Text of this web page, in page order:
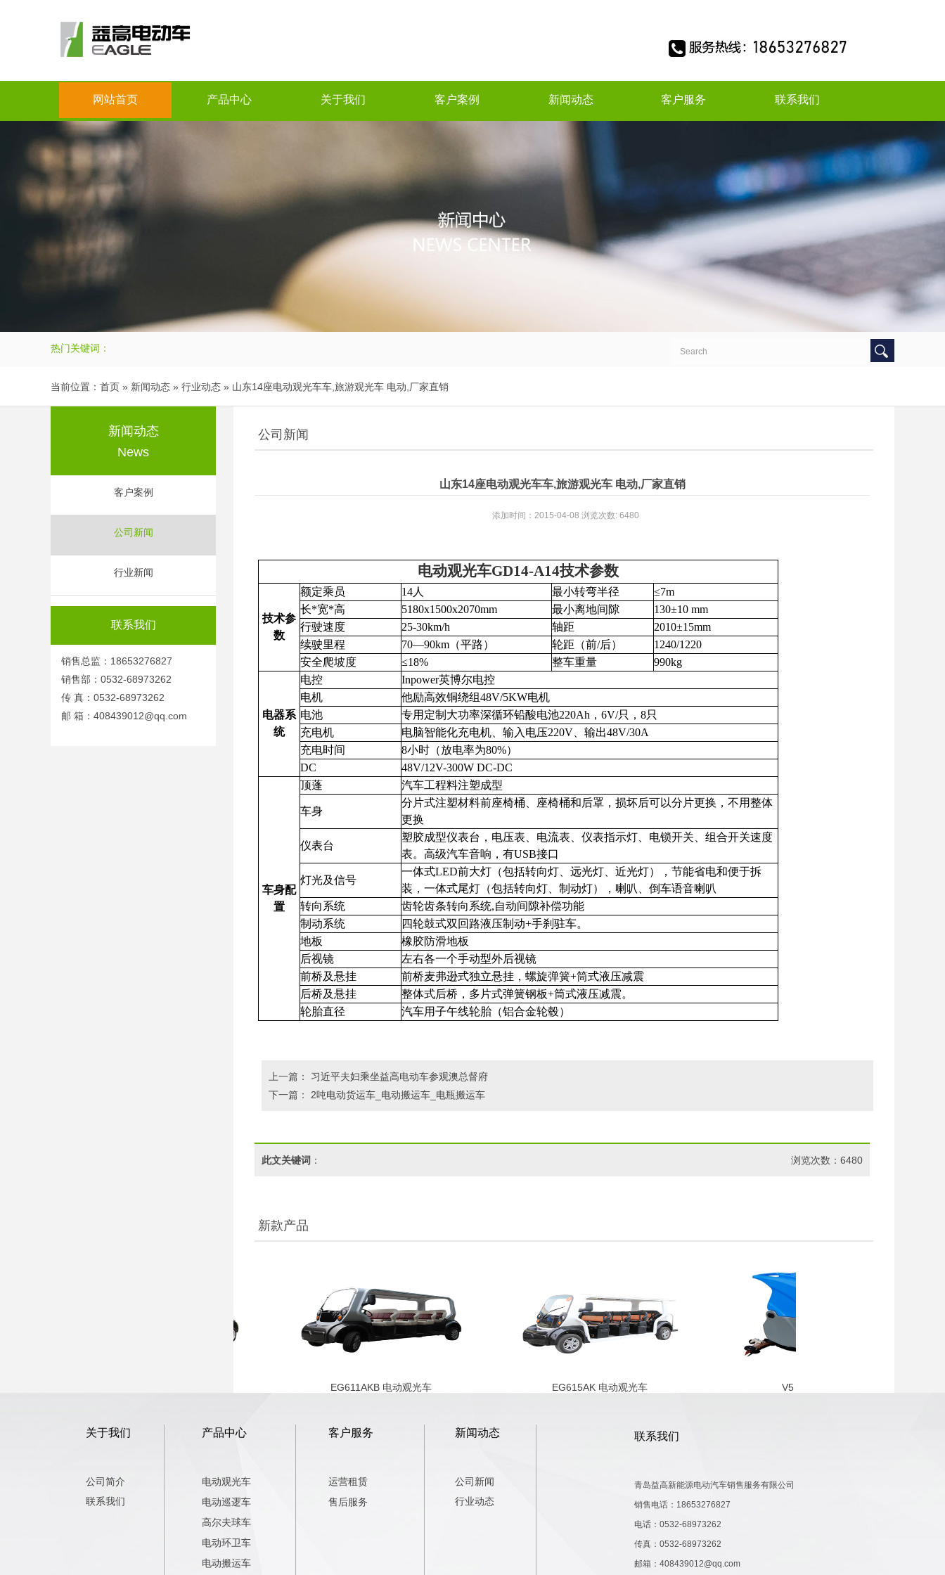
网站首页 产品中心 关于我们 客户案例 新闻动态 客户服务 联系我们
热门关键词：
当前位置： 首页 » 新闻动态 » 行业动态 » 山东14座电动观光车车,旅游观光车 电动,厂家直销
新闻动态
News
客户案例
公司新闻
行业新闻
联系我们
销售总监：18653276827
销售部：0532-68973262
传 真：0532-68973262
邮 箱：408439012@qq.com
公司新闻
山东14座电动观光车车,旅游观光车 电动,厂家直销
添加时间：2015-04-08 浏览次数: 6480
电动观光车GD14-A14技术参数
技术参
数
额定乘员 14人 最小转弯半径
≤7m
长*宽*高
5180x1500x2070mm 最小离地间隙 130±10 mm
行驶速度
25-30km/h 轴距 2010±15mm
续驶里程
70—90km（平路） 轮距（前/后）
1240/1220
安全爬坡度
≤18% 整车重量 990kg
电器系
统
电控 Inpower英博尔电控
电机
他励高效铜绕组48V/5KW电机
电池
专用定制大功率深循环铅酸电池220Ah，6V/只，8只
充电机
电脑智能化充电机、输入电压220V、输出48V/30A
充电时间
8小时（放电率为80%）
DC
48V/12V-300W DC-DC
车身配
置
顶蓬 汽车工程料注塑成型
车身
分片式注塑材料前座椅桶、座椅桶和后罩，损坏后可以分片更换，不用整体
更换
仪表台
塑胶成型仪表台，电压表、电流表、仪表指示灯、电锁开关、组合开关速度
表。高级汽车音响，有USB接口
灯光及信号
一体式LED前大灯（包括转向灯、远光灯、近光灯），节能省电和便于拆
装，一体式尾灯（包括转向灯、制动灯），喇叭、倒车语音喇叭
转向系统
齿轮齿条转向系统,自动间隙补偿功能
制动系统
四轮鼓式双回路液压制动+手刹驻车。
地板
橡胶防滑地板
后视镜
左右各一个手动型外后视镜
前桥及悬挂
前桥麦弗逊式独立悬挂，螺旋弹簧+筒式液压减震
后桥及悬挂
整体式后桥，多片式弹簧钢板+筒式液压减震。
轮胎直径
汽车用子午线轮胎（铝合金轮毂）
上一篇： 习近平夫妇乘坐益高电动车参观澳总督府
下一篇： 2吨电动货运车_电动搬运车_电瓶搬运车
此文关键词 ： 浏览次数：6480
新款产品
EG611AKB 电动观光车 EG615AK 电动观光车 V5 手推式洗地机
关于我们
公司简介
联系我们
产品中心
电动观光车
电动巡逻车
高尔夫球车
电动环卫车
电动搬运车
客户服务
运营租赁
售后服务
新闻动态
公司新闻
行业动态
联系我们
青岛益高新能源电动汽车销售服务有限公司
销售电话：18653276827
电话：0532-68973262
传真：0532-68973262
邮箱：408439012@qq.com